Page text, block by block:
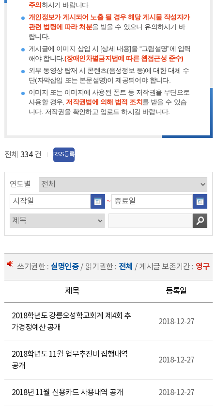
주의하시기 바랍니다.
개인정보가 게시되어 노출 될 경우 해당 게시물 작성자가
관련 법령에 따라 처분을 받을 수 있으니 유의하시기 바
랍니다.
게시글에 이미지 삽입 시 [상세 내용]을 “그림설명”에 입력
해야 합니다.(장애인차별금지법에 따른 웹접근성 준수)
외부 동영상 탑재 시 콘텐츠(음성정보 등)에 대한 대체 수
단(자막삽입 또는 본문설명)이 제공되어야 합니다.
이미지 또는 이미지에 사용된 폰트 등 저작권을 무단으로
사용할 경우, 저작권법에 의해 법적 조치 를 받을 수 있습
니다. 저작권을 확인하고 업로드 하시길 바랍니다.
전체 334 건 RSS등록
연도별
~
쓰기권한 : 실명인증/ 읽기권한 : 전체 / 게시글 보존기간 : 영구
제목 등록일
2018학년도 강릉오성학교회계 제4회 추
가경정예산 공개
2018-12-27
2018학년도 11월 업무추진비 집행내역
공개
2018-12-27
2018년 11월 신용카드 사용내역 공개 2018-12-27